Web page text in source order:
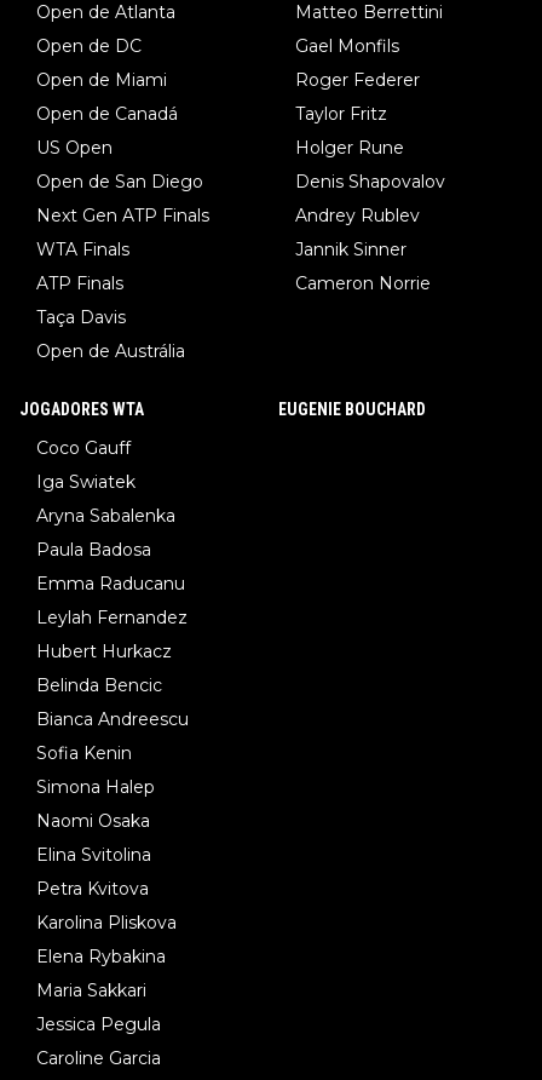
Open de Atlanta
Open de DC
Open de Miami
Open de Canadá
US Open
Open de San Diego
Next Gen ATP Finals
WTA Finals
ATP Finals
Taça Davis
Open de Austrália
Matteo Berrettini
Gael Monfils
Roger Federer
Taylor Fritz
Holger Rune
Denis Shapovalov
Andrey Rublev
Jannik Sinner
Cameron Norrie
JOGADORES WTA
Coco Gauff
Iga Swiatek
Aryna Sabalenka
Paula Badosa
Emma Raducanu
Leylah Fernandez
Hubert Hurkacz
Belinda Bencic
Bianca Andreescu
Sofia Kenin
Simona Halep
Naomi Osaka
Elina Svitolina
Petra Kvitova
Karolina Pliskova
Elena Rybakina
Maria Sakkari
Jessica Pegula
Caroline Garcia
EUGENIE BOUCHARD